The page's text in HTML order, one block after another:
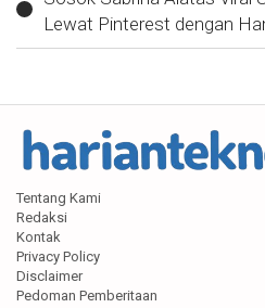
Lewat Pinterest dengan
Tentang Kami
Redaksi
Kontak
Privacy Policy
Disclaimer
Pedoman Pemberitaan